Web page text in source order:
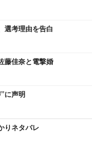
選考理由を告白
藤佳奈と電撃婚
に声明
りネタバレ